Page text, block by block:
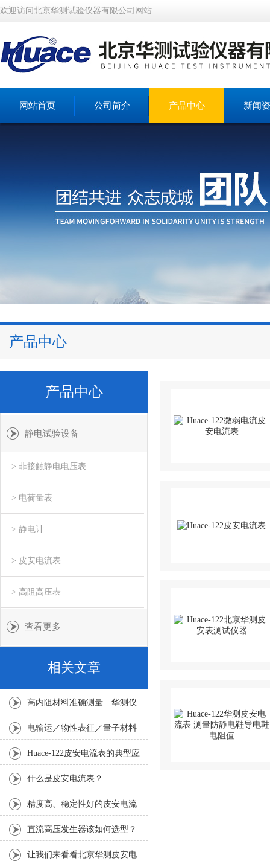
欢迎访问北京华测试验仪器有限公司网站
网站首页 公司简介 产品中心 新闻
产品中心
产品中心
静电试验设备
> 非接触静电电压表
> 电荷量表
> 静电计
> 皮安电流表
> 高阻高压表
查看更多
相关文章
高内阻材料准确测量—华测仪
器 Huace-122皮安电流表
电输运／物性表征／量子材料
／超导材料测试方案
Huace-122皮安电流表的典型应
用
什么是皮安电流表？
精度高、稳定性好的皮安电流
表的应用
直流高压发生器该如何选型？
让我们来看看北京华测皮安电